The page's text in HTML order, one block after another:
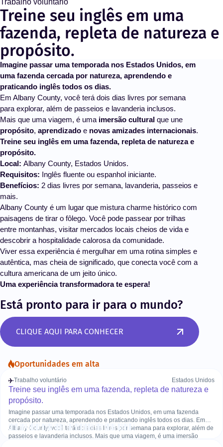
Trabalho voluntário
Treine seu inglês em uma
fazenda, repleta de natureza e
propósito.
Imagine passar uma temporada nos Estados Unidos, em
uma fazenda cercada por natureza, aprendendo e
praticando inglês todos os dias.
Em Albany County, você terá dois dias livres por semana
para explorar, além de passeios e lavanderia inclusos.
Mais que uma viagem, é uma imersão cultural que une
propósito, aprendizado e novas amizades internacionais.
Treine seu inglês em uma fazenda, repleta de natureza e
propósito.
Local: Albany County, Estados Unidos.
Requisitos: Inglês fluente ou espanhol iniciante.
Benefícios: 2 dias livres por semana, lavanderia, passeios e
mais.
Albany County é um lugar que mistura charme histórico com
paisagens de tirar o fôlego. Você pode passear por trilhas
entre montanhas, visitar mercados locais cheios de vida e
descobrir a hospitalidade calorosa da comunidade.
Viver essa experiência é mergulhar em uma rotina simples e
autêntica, mas cheia de significado, que conecta você com a
cultura americana de um jeito único.
Uma experiência transformadora te espera!
Está pronto para ir para o mundo?
CLIQUE AQUI PARA CONHECER
Oportunidades em alta
Trabalho voluntário Estados Unidos
Treine seu inglês em uma fazenda, repleta de natureza e
propósito.
Imagine passar uma temporada nos Estados Unidos, em uma fazenda
cercada por natureza, aprendendo e praticando inglês todos os dias. Em
Albany County, você terá dois dias livres por semana para explorar, além de
passeios e lavanderia inclusos. Mais que uma viagem, é uma imersão